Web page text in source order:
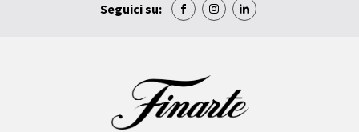
Seguici su: